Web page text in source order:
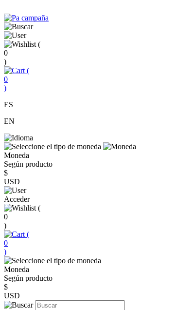
(
0
)
(
0
)
ES
EN
Moneda
Según producto
$
USD
Acceder
(
0
)
(
0
)
Moneda
Según producto
$
USD